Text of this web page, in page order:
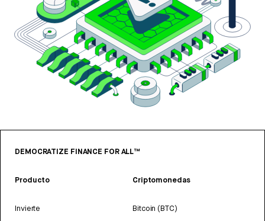
DEMOCRATIZE FINANCE FOR ALL™
Producto
Invierte
Criptomonedas
Bitcoin (BTC)